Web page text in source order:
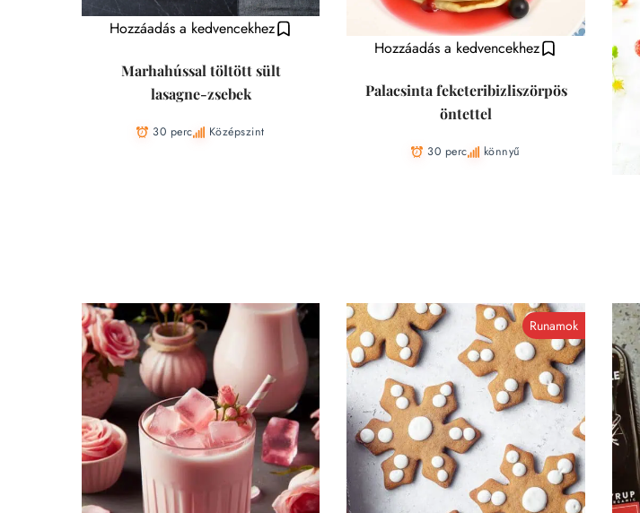
Hozzáadás a kedvencekhez
Marhahússal töltött sült
lasagne-zsebek
30 perc Középszint
Hozzáadás a kedvencekhez
Palacsinta feketeribizliszörpös
öntettel
30 perc könnyű
Runamok